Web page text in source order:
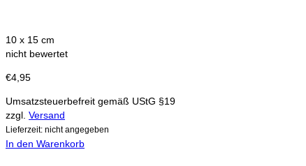
10 x 15 cm
nicht bewertet
€4,95
Umsatzsteuerbefreit gemäß UStG §19
zzgl. Versand
Lieferzeit: nicht angegeben
In den Warenkorb